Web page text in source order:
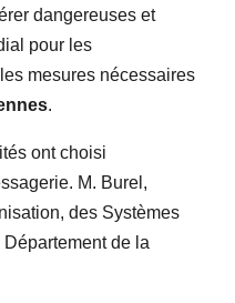
dangereuses et
pour les
mesures nécessaires
.
ont choisi
M. Burel,
des Systèmes
de la